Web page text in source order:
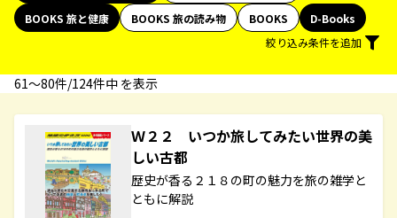
BOOKS 旅と健康
BOOKS 旅の読み物 BOOKS
D-Books
絞り込み条件を追加
61〜80件/124件中 を表示
Ｗ２２ いつか旅してみたい世界の美
しい古都
歴史が香る２１８の町の魅力を旅の雑学と
ともに解説